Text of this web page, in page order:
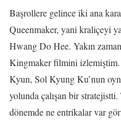
Başrollere gelince iki ana
Queenmaker, yani kraliçeyi
Hwang Do Hee. Yakın
Kingmaker filmini
Kyun, Sol Kyung Ku’nun
yolunda çalışan bir
dönemde ne entrikalar var